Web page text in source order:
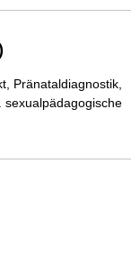
Pränataldiagnostik,
sexualpädagogische